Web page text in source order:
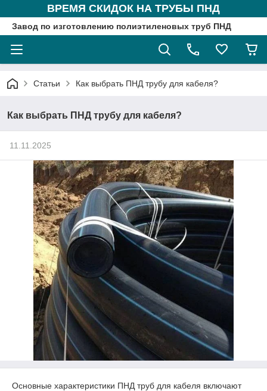
ВРЕМЯ СКИДОК НА ТРУБЫ ПНД
Завод по изготовлению полиэтиленовых труб ПНД
Статьи Как выбрать ПНД трубу для кабеля?
Как выбрать ПНД трубу для кабеля?
11.11.2025
Основные характеристики ПНД труб для кабеля включают